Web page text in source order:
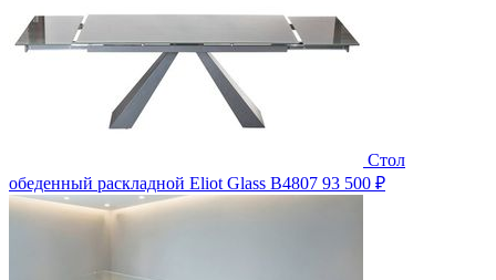
Стол
обеденный раскладной Eliot Glass B4807 93 500 ₽